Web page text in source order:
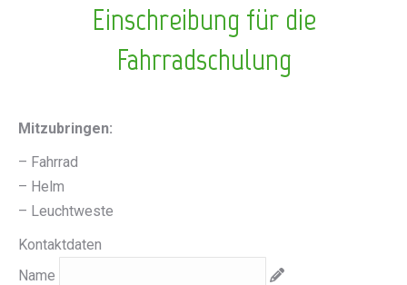
Einschreibung für die
Fahrradschulung
Mitzubringen:
– Fahrrad
– Helm
– Leuchtweste
Kontaktdaten
Name